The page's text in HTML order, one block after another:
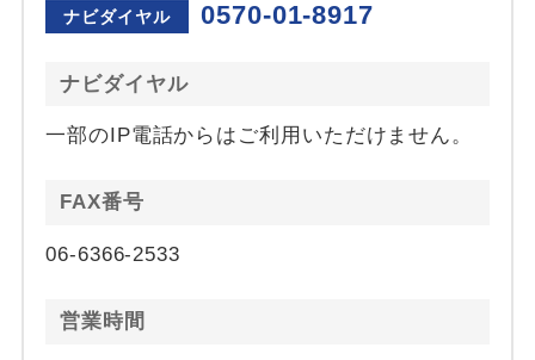
ナビダイヤル 0570-01-8917
ナビダイヤル
一部のIP電話からはご利用いただけません。
FAX番号
06-6366-2533
営業時間